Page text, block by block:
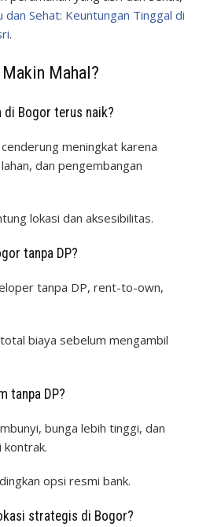
dan Sehat: Keuntungan Tinggal di
.
Makin Mahal?
di Bogor terus naik?
meningkat karena
dan pengembangan
lokasi dan aksesibilitas.
tanpa DP?
tanpa DP, rent-to-own,
biaya sebelum mengambil
tanpa DP?
bunga lebih tinggi, dan
opsi resmi bank.
strategis di Bogor?